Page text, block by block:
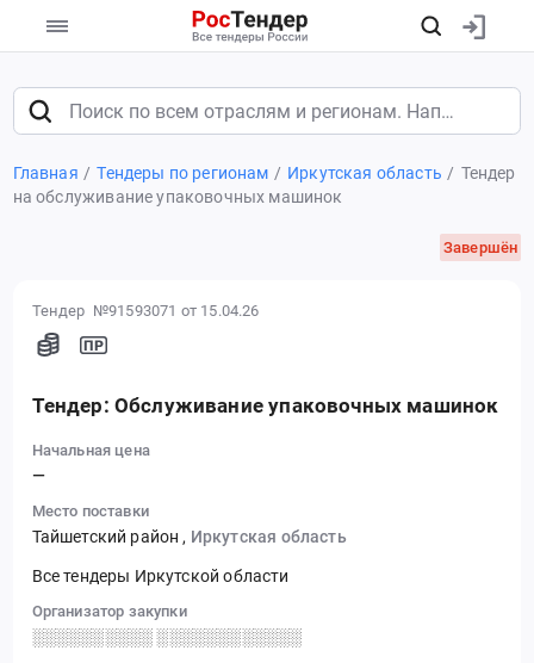
Главная Тендеры по регионам Иркутская область
Тендер
на обслуживание упаковочных машинок
Завершён
Тендер №91593071 от 15.04.26
Тендер: Обслуживание упаковочных машинок
Начальная цена
—
Место поставки
Тайшетский район , Иркутская область
Все тендеры Иркутской области
Организатор закупки
░░░░░░░░░░ ░░░░░░░░░░░░